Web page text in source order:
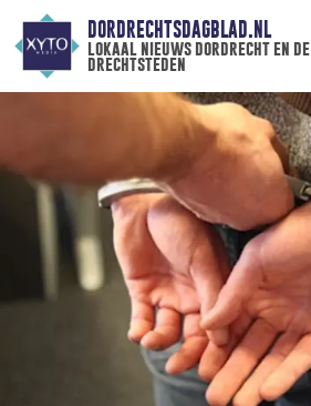
DORDRECHTSDAGBLAD.NL
lokaal nieuws dordrecht en de
drechtsteden